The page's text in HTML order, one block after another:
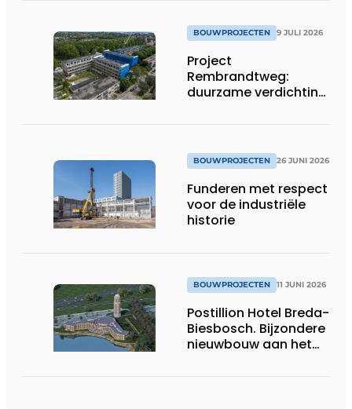
BOUWPROJECTEN 9 JULI 2026
Project
Rembrandtweg:
duurzame verdichting
BOUWPROJECTEN 26 JUNI 2026
Funderen met respect
voor de industriële
historie
BOUWPROJECTEN 11 JUNI 2026
Postillion Hotel Breda-
Biesbosch. Bijzondere
nieuwbouw aan het